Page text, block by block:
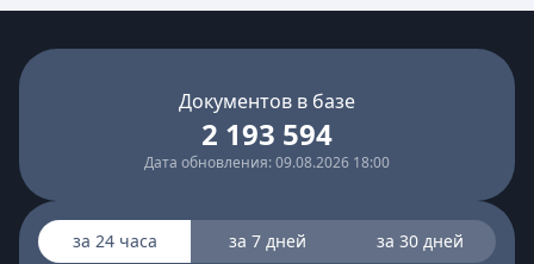
Документов в базе
2 193 594
Дата обновления: 09.08.2026 18:00
за 24 часа за 7 дней за 30 дней